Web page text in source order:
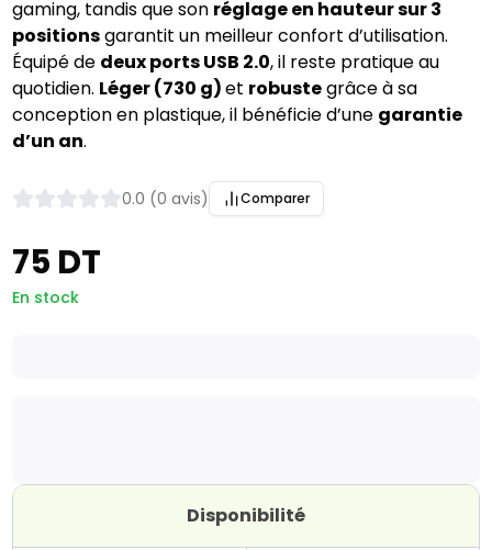
gaming, tandis que son réglage en hauteur sur 3
positionsgarantit un meilleur confort d’utilisation.
Équipé de deux ports USB 2.0, il reste pratique au
quotidien. Léger (730 g)et robustegrâce à sa
conception en plastique, il bénéficie d’une garantie
d’un an.
0.0 (0 avis) Comparer
75 DT
En stock
Disponibilité